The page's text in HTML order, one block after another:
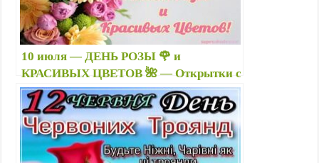
10 июля — ДЕНЬ РОЗЫ 🌹 и
КРАСИВЫХ ЦВЕТОВ 🌺 — Открытки с
Днем роз, красивые фото,
поздравления, стихи про розы,
картинки с надписями